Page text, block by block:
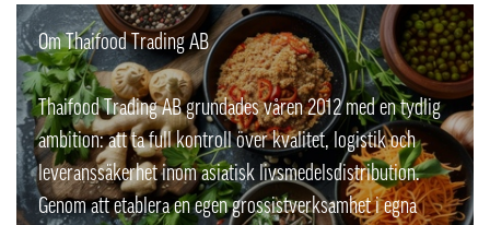
Om Thaifood Trading AB
Thaifood Trading AB grundades våren 2012 med en tydlig
ambition: att ta full kontroll över kvalitet, logistik och
leveranssäkerhet inom asiatisk livsmedelsdistribution.
Genom att etablera en egen grossistverksamhet i egna